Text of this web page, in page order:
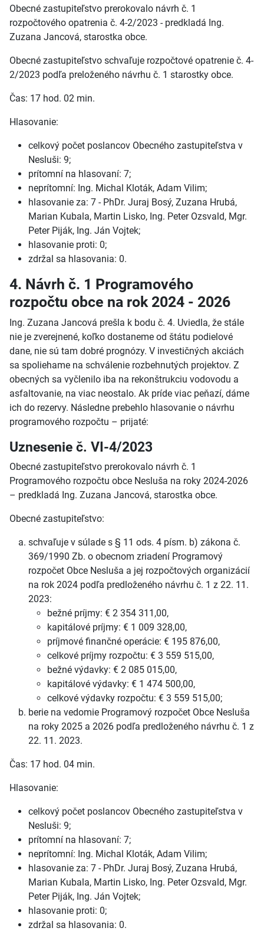
Obecné zastupiteľstvo prerokovalo návrh č. 1
rozpočtového opatrenia č. 4-2/2023 - predkladá Ing.
Zuzana Jancová, starostka obce.
Obecné zastupiteľstvo schvaľuje rozpočtové opatrenie č. 4-
2/2023 podľa preloženého návrhu č. 1 starostky obce.
Čas: 17 hod. 02 min.
Hlasovanie:
celkový počet poslancov Obecného zastupiteľstva v
Nesluši: 9;
prítomní na hlasovaní: 7;
neprítomní: Ing. Michal Kloták, Adam Vilim;
hlasovanie za: 7 - PhDr. Juraj Bosý, Zuzana Hrubá,
Marian Kubala, Martin Lisko, Ing. Peter Ozsvald, Mgr.
Peter Piják, Ing. Ján Vojtek;
hlasovanie proti: 0;
zdržal sa hlasovania: 0.
4. Návrh č. 1 Programového
rozpočtu obce na rok 2024 - 2026
Ing. Zuzana Jancová prešla k bodu č. 4. Uviedla, že stále
nie je zverejnené, koľko dostaneme od štátu podielové
dane, nie sú tam dobré prognózy. V investičných akciách
sa spoliehame na schválenie rozbehnutých projektov. Z
obecných sa vyčlenilo iba na rekonštrukciu vodovodu a
asfaltovanie, na viac neostalo. Ak príde viac peňazí, dáme
ich do rezervy. Následne prebehlo hlasovanie o návrhu
programového rozpočtu – prijaté:
Uznesenie č. VI-4/2023
Obecné zastupiteľstvo prerokovalo návrh č. 1
Programového rozpočtu obce Nesluša na roky 2024-2026
– predkladá Ing. Zuzana Jancová, starostka obce.
Obecné zastupiteľstvo:
schvaľuje v súlade s § 11 ods. 4 písm. b) zákona č.
369/1990 Zb. o obecnom zriadení Programový
rozpočet Obce Nesluša a jej rozpočtových organizácií
na rok 2024 podľa predloženého návrhu č. 1 z 22. 11.
2023:
bežné príjmy: € 2 354 311,00,
kapitálové príjmy: € 1 009 328,00,
príjmové finančné operácie: € 195 876,00,
celkové príjmy rozpočtu: € 3 559 515,00,
bežné výdavky: € 2 085 015,00,
kapitálové výdavky: € 1 474 500,00,
celkové výdavky rozpočtu: € 3 559 515,00;
berie na vedomie Programový rozpočet Obce Nesluša
na roky 2025 a 2026 podľa predloženého návrhu č. 1 z
22. 11. 2023.
Čas: 17 hod. 04 min.
Hlasovanie:
celkový počet poslancov Obecného zastupiteľstva v
Nesluši: 9;
prítomní na hlasovaní: 7;
neprítomní: Ing. Michal Kloták, Adam Vilim;
hlasovanie za: 7 - PhDr. Juraj Bosý, Zuzana Hrubá,
Marian Kubala, Martin Lisko, Ing. Peter Ozsvald, Mgr.
Peter Piják, Ing. Ján Vojtek;
hlasovanie proti: 0;
zdržal sa hlasovania: 0.